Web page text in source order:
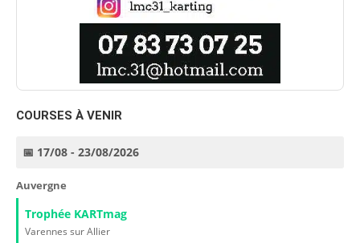
COURSES À VENIR
📅 17/08 - 23/08/2026
Auvergne
Trophée KARTmag
Varennes sur Allier